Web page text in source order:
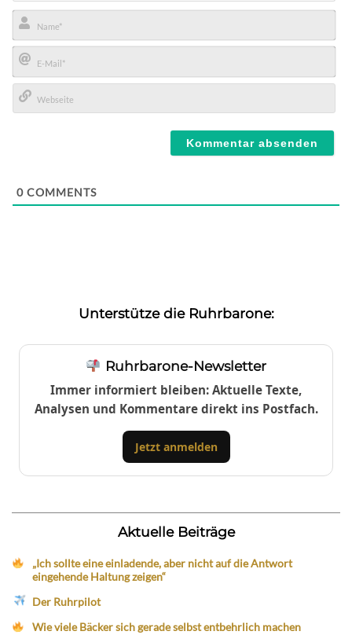
Name*
E-
Mail*
0 COMMENTS
Unterstütze die Ruhrbarone:
Ruhrbarone-Newsletter
Immer informiert bleiben: Aktuelle Texte,
Analysen und Kommentare direkt ins Postfach.
Jetzt anmelden
Aktuelle Beiträge
„Ich sollte eine einladende, aber nicht auf die Antwort
eingehende Haltung zeigen“
Der Ruhrpilot
Wie viele Bäcker sich gerade selbst entbehrlich machen